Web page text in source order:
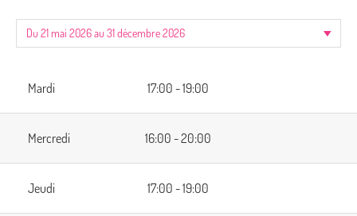
Mardi 17:00 - 19:00
Mercredi 16:00 - 20:00
Jeudi 17:00 - 19:00